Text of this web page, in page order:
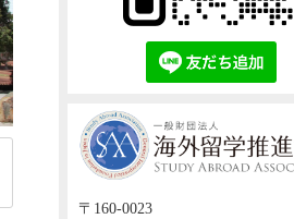
〒160-0023